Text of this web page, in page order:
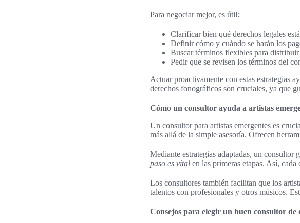
Para negociar mejor, es útil:
Clarificar bien qué derechos legales
Definir cómo y cuándo se harán los
Buscar términos flexibles para
Pedir que se revisen los términos del
Actuar proactivamente con estas estrategias
derechos fonográficos son cruciales, ya que
Cómo un consultor ayuda a artistas
Un consultor para artistas emergentes es
más allá de la simple asesoría. Ofrecen
Mediante estrategias adaptadas, un consultor
paso es vital en las primeras etapas. Así,
Los consultores también facilitan que los
talentos con profesionales y otros músicos.
Consejos para elegir un buen consultor de